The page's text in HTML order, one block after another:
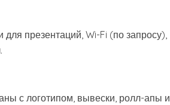
презентаций, Wi-Fi (по запросу),
с логотипом, вывески, ролл-апы и